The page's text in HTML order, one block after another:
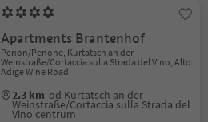
Apartments Brantenhof
Penon/Penone, Kurtatsch an der
Weinstraße/Cortaccia sulla Strada del Vino, Alto
Adige Wine Road
2.3 km od Kurtatsch an der
Weinstraße/Cortaccia sulla Strada del
Vino centrum